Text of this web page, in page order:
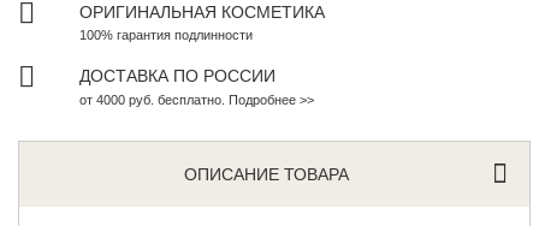
ОРИГИНАЛЬНАЯ КОСМЕТИКА
100% гарантия подлинности
ДОСТАВКА ПО РОССИИ
от 4000 руб. бесплатно. Подробнее >>
ОПИСАНИЕ ТОВАРА